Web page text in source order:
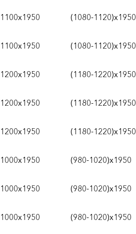
1100x1950 (1080-1120)х1950
1100x1950 (1080-1120)х1950
1200x1950 (1180-1220)х1950
1200x1950 (1180-1220)х1950
1200x1950 (1180-1220)х1950
1000x1950 (980-1020)х1950
1000x1950 (980-1020)х1950
1000x1950 (980-1020)х1950